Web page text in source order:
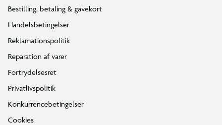
Bestilling, betaling & gavekort
Handelsbetingelser
Reklamationspolitik
Reparation af varer
Fortrydelsesret
Privatlivspolitik
Konkurrencebetingelser
Cookies